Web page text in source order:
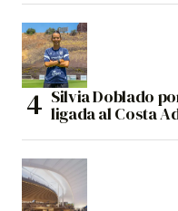
Silvia Doblado
ligada al Costa